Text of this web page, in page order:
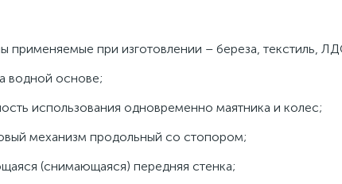
применяемые при изготовлении – береза, текстиль,
водной основе;
использования одновременно маятника и колес;
механизм продольный со стопором;
(снимающаяся) передняя стенка;